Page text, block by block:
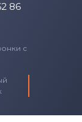
86
с